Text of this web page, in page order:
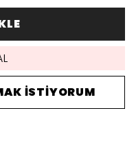
İSTIYORUM